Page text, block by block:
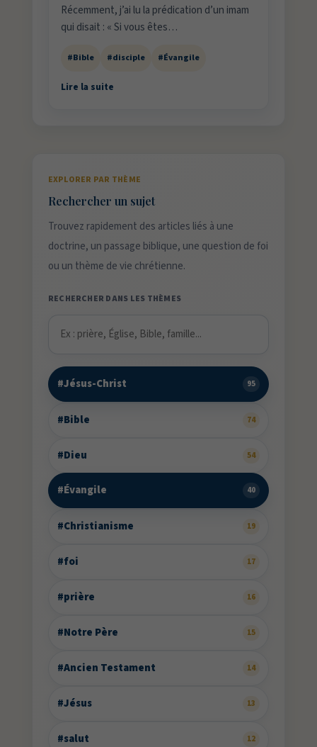
Récemment, j’ai lu la prédication d’un imam
qui disait : « Si vous êtes…
#Bible #disciple #Évangile
Lire la suite
EXPLORER PAR THÈME
Rechercher un sujet
Trouvez rapidement des articles liés à une
doctrine, un passage biblique, une question de foi
ou un thème de vie chrétienne.
RECHERCHER DANS LES THÈMES
#Jésus-Christ 95
#Bible 74
#Dieu 54
#Évangile 40
#Christianisme 19
#foi 17
#prière 16
#Notre Père 15
#Ancien Testament 14
#Jésus 13
#salut 12